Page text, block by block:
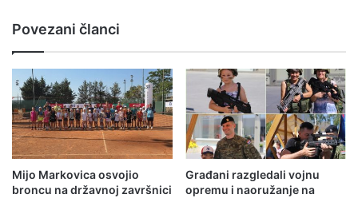
Povezani članci
Mijo Markovica osvojio
broncu na državnoj završnici
Građani razgledali vojnu
opremu i naoružanje na